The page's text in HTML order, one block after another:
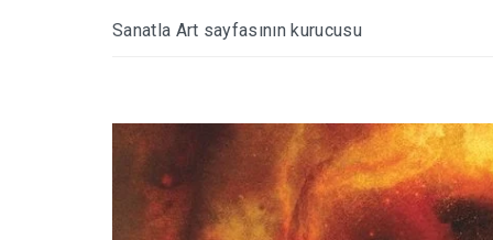
Sanatla Art sayfasının kurucusu